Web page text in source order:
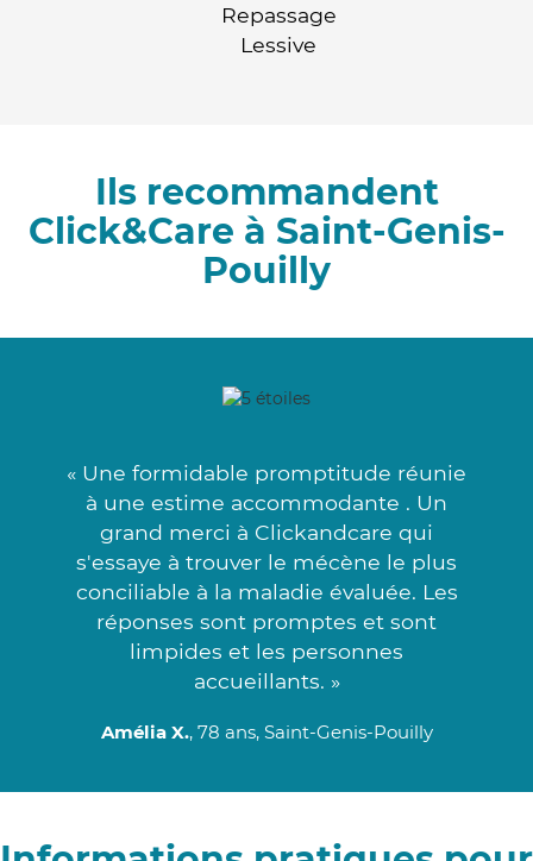
Repassage
Lessive
Ils recommandent
Click&Care à Saint-Genis-
Pouilly
« Une formidable promptitude réunie
à une estime accommodante . Un
grand merci à Clickandcare qui
s'essaye à trouver le mécène le plus
conciliable à la maladie évaluée. Les
réponses sont promptes et sont
limpides et les personnes
accueillants. »
Amélia X., 78 ans, Saint-Genis-Pouilly